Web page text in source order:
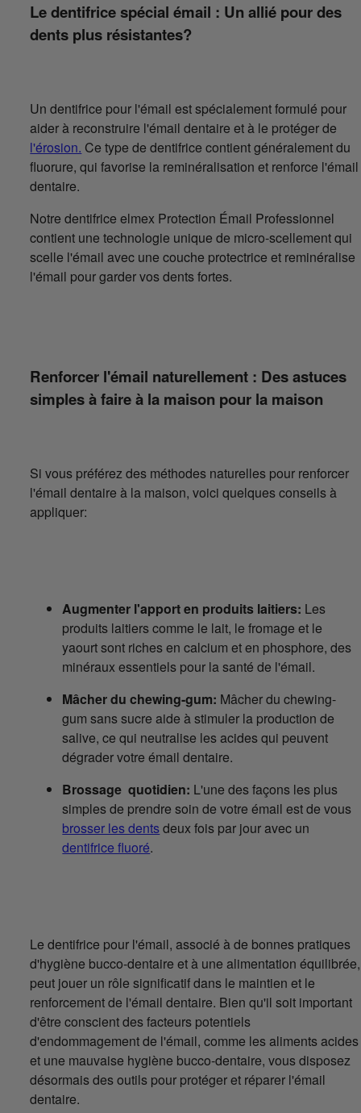
Le dentifrice spécial émail : Un allié pour des
dents plus résistantes?
Un dentifrice pour l'émail est spécialement formulé pour
aider à reconstruire l'émail dentaire et à le protéger de
l'érosion. Ce type de dentifrice contient généralement du
fluorure, qui favorise la reminéralisation et renforce l'émail
dentaire.
Notre dentifrice elmex Protection Émail Professionnel
contient une technologie unique de micro-scellement qui
scelle l'émail avec une couche protectrice et reminéralise
l'émail pour garder vos dents fortes.
Renforcer l'émail naturellement : Des astuces
simples à faire à la maison pour la maison
Si vous préférez des méthodes naturelles pour renforcer
l'émail dentaire à la maison, voici quelques conseils à
appliquer:
Augmenter l'apport en produits laitiers: Les
produits laitiers comme le lait, le fromage et le
yaourt sont riches en calcium et en phosphore, des
minéraux essentiels pour la santé de l'émail.
Mâcher du chewing-gum: Mâcher du chewing-
gum sans sucre aide à stimuler la production de
salive, ce qui neutralise les acides qui peuvent
dégrader votre émail dentaire.
Brossage quotidien: L'une des façons les plus
simples de prendre soin de votre émail est de vous
brosser les dentsdeux fois par jour avec un
dentifrice fluoré.
Le dentifrice pour l'émail, associé à de bonnes pratiques
d'hygiène bucco-dentaire et à une alimentation équilibrée,
peut jouer un rôle significatif dans le maintien et le
renforcement de l'émail dentaire. Bien qu'il soit important
d'être conscient des facteurs potentiels
d'endommagement de l'émail, comme les aliments acides
et une mauvaise hygiène bucco-dentaire, vous disposez
désormais des outils pour protéger et réparer l'émail
dentaire.